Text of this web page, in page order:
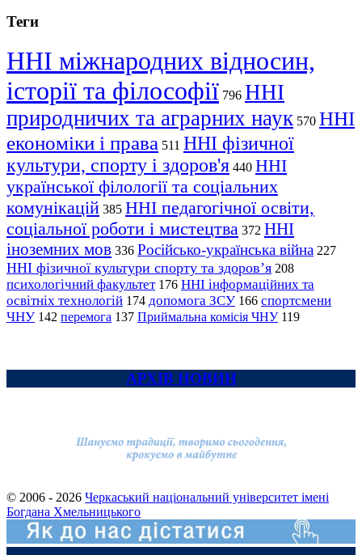
Теги
ННІ міжнародних відносин,
історії та філософії 796 ННІ
природничих та аграрних наук 570 ННІ
економіки і права 511 ННІ фізичної
культури, спорту і здоров'я 440 ННІ
української філології та соціальних
комунікацій 385 ННІ педагогічної освіти,
соціальної роботи і мистецтва 372 ННІ
іноземних мов 336 Російсько-українська війна 227
ННІ фізичної культури спорту та здоров’я 208
психологічний факультет 176 ННІ інформаційних та
освітніх технологій 174 допомога ЗСУ 166 спортсмени
ЧНУ 142 перемога 137 Приймальна комісія ЧНУ 119
АРХІВ НОВИН
© 2006 - 2026 Черкаський національний університет імені
Богдана Хмельницького